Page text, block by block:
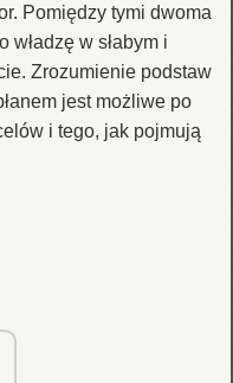
Pomiędzy tymi dwoma
władzę w słabym i
Zrozumienie podstaw
jest możliwe po
i tego, jak pojmują